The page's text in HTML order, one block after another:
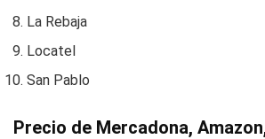
La Rebaja
Locatel
San Pablo
Precio de Mercadona,